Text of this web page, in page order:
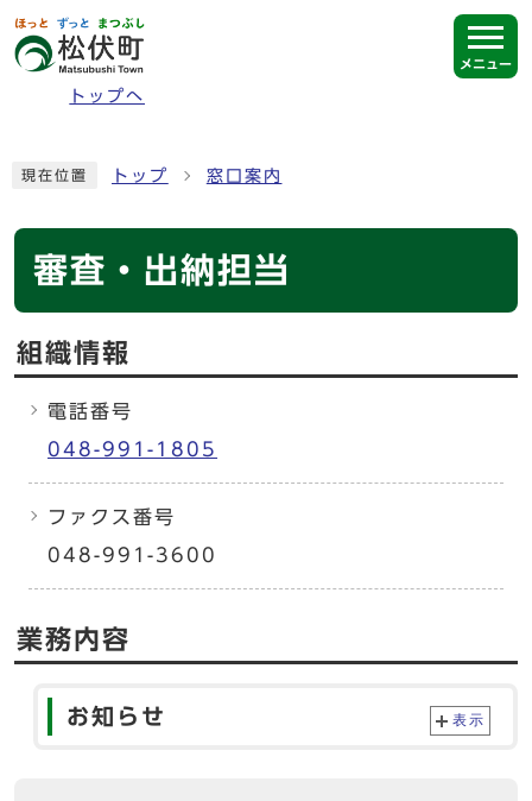
ページの先頭です
トップへ
メニュー
現在位置 トップ 窓口案内
審査・出納担当
組織情報
電話番号
048-991-1805
ファクス番号
048-991-3600
業務内容
お知らせ 表示